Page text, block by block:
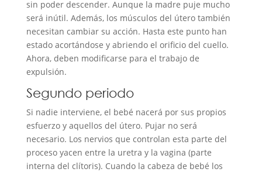
sin poder descender. Aunque la madre puje mucho
será inútil. Además, los músculos del útero también
necesitan cambiar su acción. Hasta este punto han
estado acortándose y abriendo el orificio del cuello.
Ahora, deben modificarse para el trabajo de
expulsión.
Segundo periodo
Si nadie interviene, el bebé nacerá por sus propios
esfuerzo y aquellos del útero. Pujar no será
necesario. Los nervios que controlan esta parte del
proceso yacen entre la uretra y la vagina (parte
interna del clítoris). Cuando la cabeza de bebé los